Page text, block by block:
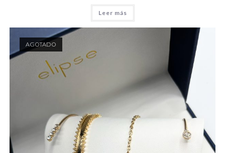
Leer más
AGOTADO